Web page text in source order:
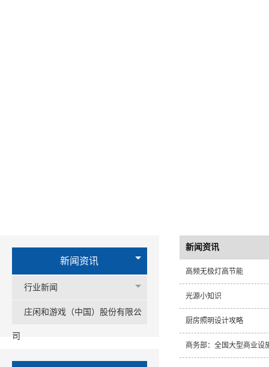
新闻资讯
行业新闻
庄闲和游戏（中国）股份有限公
司
新闻资讯
高频无极灯高节能
光源小知识
厨房照明设计攻略
商务部：全国大型商业设